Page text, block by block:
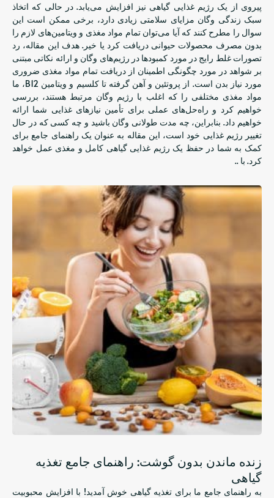
پیروی از یک رژیم غذایی گیاهی نیز افزایش می‌یابد. در حالی که اتخاذ
سبک زندگی وگان مزایای سلامتی زیادی دارد، برخی ممکن است این
سوال را مطرح کنند که آیا می‌توان تمام مواد مغذی و ویتامین‌های لازم را
بدون مصرف محصولات حیوانی دریافت کرد یا خیر. هدف این مقاله، رد
تصورات غلط رایج در مورد کمبودها در رژیم‌های وگان و ارائه نکاتی مبتنی
بر شواهد در مورد چگونگی اطمینان از دریافت تمام مواد مغذی ضروری
مورد نیاز بدن است. از پروتئین و آهن گرفته تا کلسیم و ویتامین B12، ما
مواد مغذی مختلفی را که اغلب با رژیم وگان مرتبط هستند، بررسی
خواهیم کرد و راه‌حل‌های عملی برای تأمین نیازهای غذایی شما ارائه
خواهیم داد. بنابراین، چه مدت طولانی وگان باشید و چه کسی که در حال
تغییر رژیم غذایی خود است، این مقاله به عنوان یک راهنمای جامع برای
کمک به شما در حفظ یک رژیم غذایی گیاهی کامل و مغذی عمل خواهد
کرد. با ..
زنده ماندن بدون گوشت: راهنمای جامع تغذیه
گیاهی
به راهنمای جامع ما برای تغذیه گیاهی خوش آمدید! با افزایش محبوبیت